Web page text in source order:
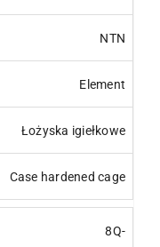
NTN
Element
Łożyska igiełkowe
Case hardened cage
8Q-